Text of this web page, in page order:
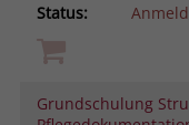
Status:
Grundschulung